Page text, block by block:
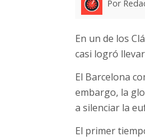
Por
En un de los
casi logró
El Barcelona
embargo, la
a silenciar la
El primer